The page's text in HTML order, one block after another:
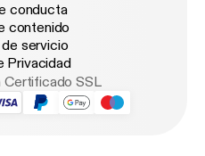
conducta
contenido
servicio
Privacidad
Certificado SSL